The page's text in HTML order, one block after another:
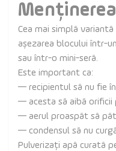
Cea mai simplă
așezarea blocului într-
sau într-o mini-seră.
Este important ca:
— recipientul să nu fie
— acesta să aibă
— aerul proaspăt să
— condensul să nu
Pulverizați apă curată